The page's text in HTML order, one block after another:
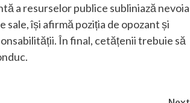
a resurselor publice subliniază nevoia
își afirmă poziția de opozant și
În final, cetățenii trebuie să